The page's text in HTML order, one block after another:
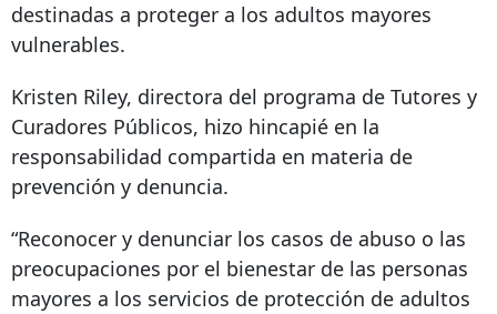
destinadas a proteger a los adultos mayores
vulnerables.
Kristen Riley, directora del programa de Tutores y
Curadores Públicos, hizo hincapié en la
responsabilidad compartida en materia de
prevención y denuncia.
“Reconocer y denunciar los casos de abuso o las
preocupaciones por el bienestar de las personas
mayores a los servicios de protección de adultos